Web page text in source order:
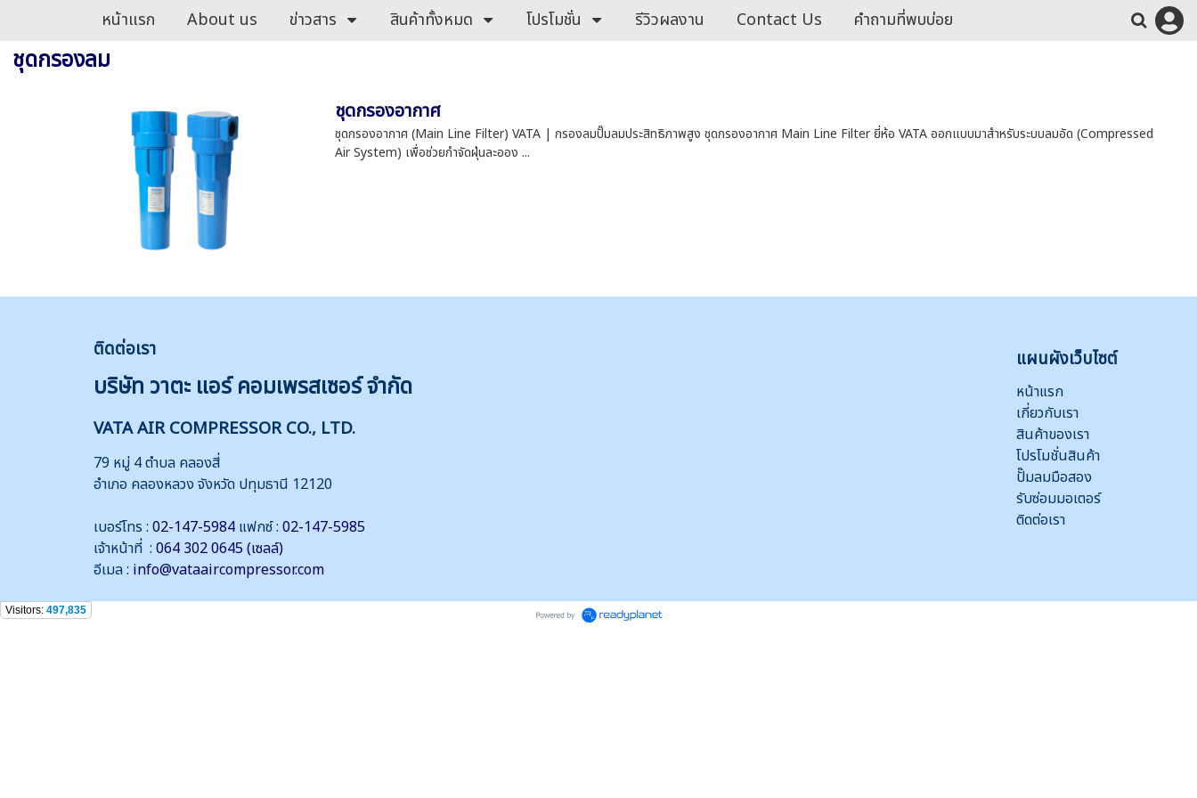
หน้าแรก About us ข่าวสาร สินค้าทั้งหมด โปรโมชั่น รีวิวผลงาน Contact Us คำถามที่พบบ่อย
ชุดกรองลม
ชุดกรองอากาศ
ชุดกรองอากาศ (Main Line Filter) VATA | กรองลมปั๊มลมประสิทธิภาพสูง ชุดกรองอากาศ Main Line Filter ยี่ห้อ VATA ออกแบบมาสำหรับระบบลมอัด (Compressed
Air System) เพื่อช่วยกำจัดฝุ่นละออง ...
ติดต่อเรา
บริษัท วาตะ แอร์ คอมเพรสเซอร์ จำกัด
VATA AIR COMPRESSOR CO., LTD.
79 หมู่ 4 ตำบล คลองสี่
อำเภอ คลองหลวง จังหวัด ปทุมธานี 12120
เบอร์โทร : 02-147-5984 แฟกซ์ : 02-147-5985
เจ้าหน้าที่ : 064 302 0645 (เซลล์)
อีเมล : info@vataaircompressor.com
แผนผังเว็บไซต์
หน้าแรก
เกี่ยวกับเรา
สินค้าของเรา
โปรโมชั่นสินค้า
ปั๊มลมมือสอง
รับซ่อมมอเตอร์
ติดต่อเรา
Visitors: 497,835